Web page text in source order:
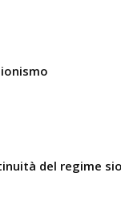
del regime